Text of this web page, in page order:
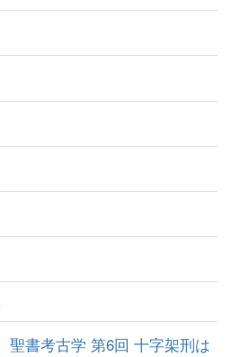
書考古学 第6回 十字架刑は